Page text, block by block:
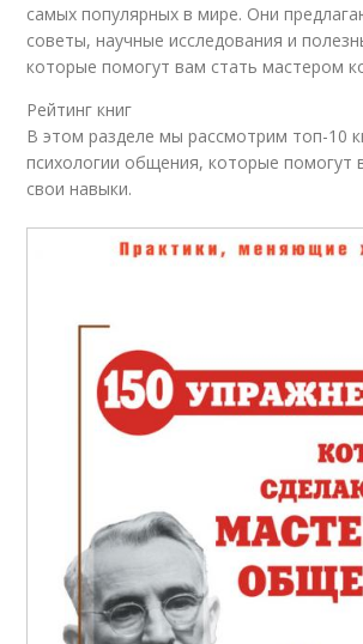
самых популярных в мире. Они
советы, научные исследования и
которые помогут вам стать мастером
Рейтинг книг
В этом разделе мы рассмотрим топ-10
психологии общения, которые помогут
свои навыки.